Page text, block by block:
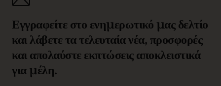
Εγγραφείτε στο ενημερωτικό μας δελτίο
και λάβετε τα τελευταία νέα, προσφορές
και απολαύστε εκπτώσεις αποκλειστικά
για μέλη.